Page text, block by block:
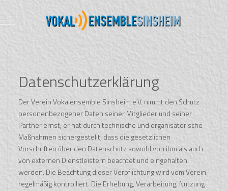
Mobile Menu Toggle
Datenschutzerklärung
Der Verein Vokalensemble Sinsheim e.V. nimmt den Schutz
personenbezogener Daten seiner Mitglieder und seiner
Partner ernst; er hat durch technische und organisatorische
Maßnahmen sichergestellt, dass die gesetzlichen
Vorschriften über den Datenschutz sowohl von ihm als auch
von externen Dienstleistern beachtet und eingehalten
werden. Die Beachtung dieser Verpflichtung wird vom Verein
regelmäßig kontrolliert. Die Erhebung, Verarbeitung, Nutzung